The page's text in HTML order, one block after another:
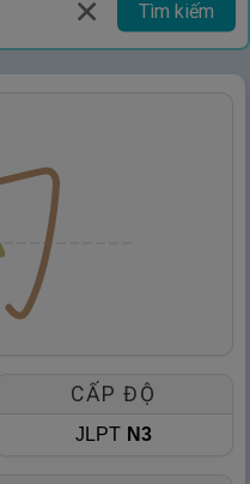
Tìm kiếm
CẤP ĐỘ
JLPT N3